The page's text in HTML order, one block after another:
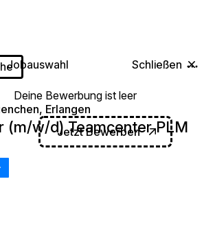
Jobauswahl Schließen
Deine Bewerbung ist leer
Jetzt Bewerben
Erlangen
(m/w/d) Teamcenter PLM